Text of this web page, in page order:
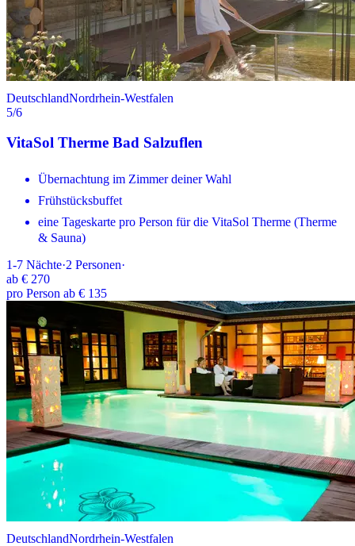
DeutschlandNordrhein-Westfalen
5/6
VitaSol Therme Bad Salzuflen
Übernachtung im Zimmer deiner Wahl
Frühstücksbuffet
eine Tageskarte pro Person für die VitaSol Therme (Therme
& Sauna)
1-7 Nächte·2 Personen·
ab € 270
pro Person ab € 135
DeutschlandNordrhein-Westfalen